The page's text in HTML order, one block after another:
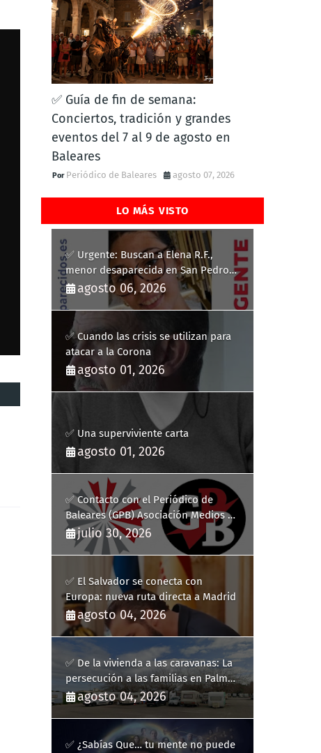
✅ Guía de fin de semana:
Conciertos, tradición y grandes
eventos del 7 al 9 de agosto en
Baleares
Periódico de Baleares agosto 07, 2026
LO MÁS VISTO
✅ Urgente: Buscan a Elena R.F.,
menor desaparecida en San Pedro
del Pinatar
agosto 06, 2026
✅ Cuando las crisis se utilizan para
atacar a la Corona
agosto 01, 2026
✅ Una superviviente carta
agosto 01, 2026
✅ Contacto con el Periódico de
Baleares (GPB) Asociación Medios de
Comunicación Digitales
julio 30, 2026
✅ El Salvador se conecta con
Europa: nueva ruta directa a Madrid
agosto 04, 2026
✅ De la vivienda a las caravanas: La
persecución a las familias en Palma
y la complicidad de un fracaso
heredado
agosto 04, 2026
✅ ¿Sabías Que… tu mente no puede